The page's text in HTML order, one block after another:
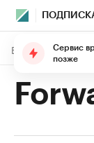
В подпискеСервис
позже